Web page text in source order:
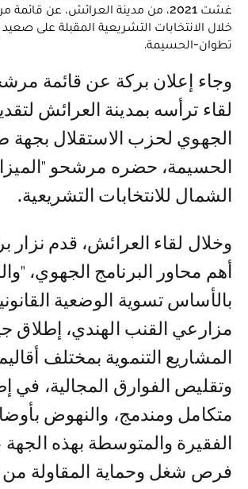
غشت 2021، من مدينة العرائش، عن
خلال الانتخابات التشريعية المقبلة على
تطوان-الحسيمة.
وجاء إعلان بركة عن قائمة مرشحيه، خلال
لقاء ترأسه بمدينة العرائش
الجهوي لحزب الاستقلال بجهة
الحسيمة، حضره مرشحو
الشمال للانتخابات التشريعية.
وخلال لقاء العرائش، قدم نزار
أهم محاور البرنامج الجهوي،
بالأساس تسوية الوضعية
مزارعي القنب الهندي، إطلاق
المشاريع التنموية بمختلف
وتقليص الفوارق المجالية، في
متكامل ومندمج، والنهوض
الفقيرة والمتوسطة بهذه الجهة
فرص شغل وحماية المقاولة من